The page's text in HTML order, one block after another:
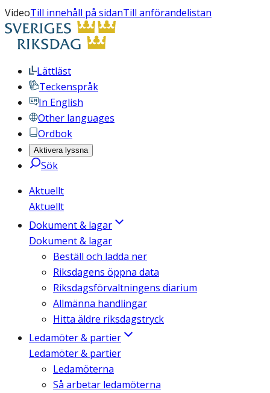
VideoTill innehåll på sidanTill anförandelistan
Lättläst
Teckenspråk
In English
Other languages
Ordbok
Aktivera lyssna
Sök
Aktuellt
Aktuellt
Dokument & lagar
Dokument & lagar
Beställ och ladda ner
Riksdagens öppna data
Riksdagsförvaltningens diarium
Allmänna handlingar
Hitta äldre riksdagstryck
Ledamöter & partier
Ledamöter & partier
Ledamöterna
Så arbetar ledamöterna